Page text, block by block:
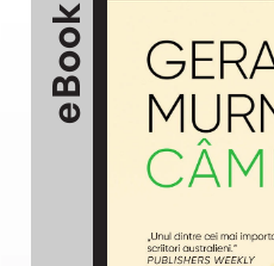
eBook